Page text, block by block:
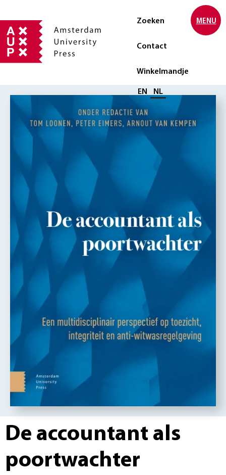
Zoeken
Contact
Winkelmandje
Selecteer taal
EN NL
MENU
De accountant als
poortwachter